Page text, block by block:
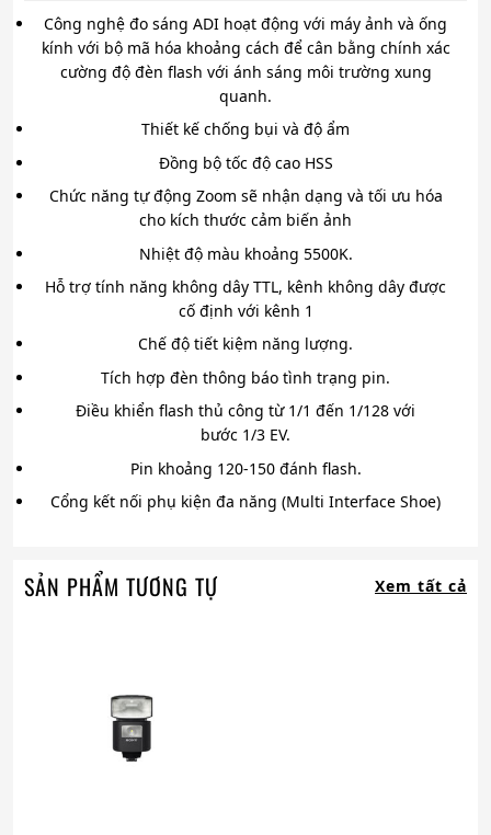
Công nghệ đo sáng ADI hoạt động với máy ảnh và ống
kính với bộ mã hóa khoảng cách để cân bằng chính xác
cường độ đèn flash với ánh sáng môi trường xung
quanh.
Thiết kế chống bụi và độ ẩm
Đồng bộ tốc độ cao HSS
Chức năng tự động Zoom sẽ nhận dạng và tối ưu hóa
cho kích thước cảm biến ảnh
Nhiệt độ màu khoảng 5500K.
Hỗ trợ tính năng không dây TTL, kênh không dây được
cố định với kênh 1
Chế độ tiết kiệm năng lượng.
Tích hợp đèn thông báo tình trạng pin.
Điều khiển flash thủ công từ 1/1 đến 1/128 với
bước 1/3 EV.
Pin khoảng 120-150 đánh flash.
Cổng kết nối phụ kiện đa năng (Multi Interface Shoe)
SẢN PHẨM TƯƠNG TỰ Xem tất cả